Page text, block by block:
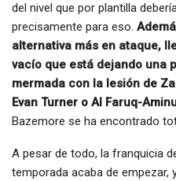
del nivel que por plantilla
precisamente para eso.
alternativa más en ataque,
vacío que está dejando una
mermada con la lesión de
Evan Turner o Al Faruq-
Bazemore se ha encontrado
A pesar de todo, la franquicia
temporada acaba de empezar,